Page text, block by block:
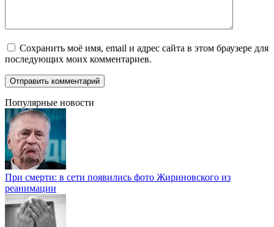
Сохранить моё имя, email и адрес сайта в этом браузере для
последующих моих комментариев.
Популярные новости
При смерти: в сети появились фото Жириновского из
реанимации